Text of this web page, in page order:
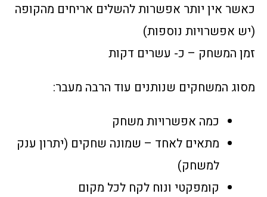
כאשר אין יותר אפשרות להשלים אריחים מהקופה
(יש אפשרויות נוספות)
זמן המשחק – כ- עשרים דקות
מסוג המשחקים שנותנים עוד הרבה מעבר:
כמה אפשרויות משחק
מתאים לאחד – שמונה שחקים (יתרון ענק
למשחק)
קומפקטי ונוח לקח לכל מקום